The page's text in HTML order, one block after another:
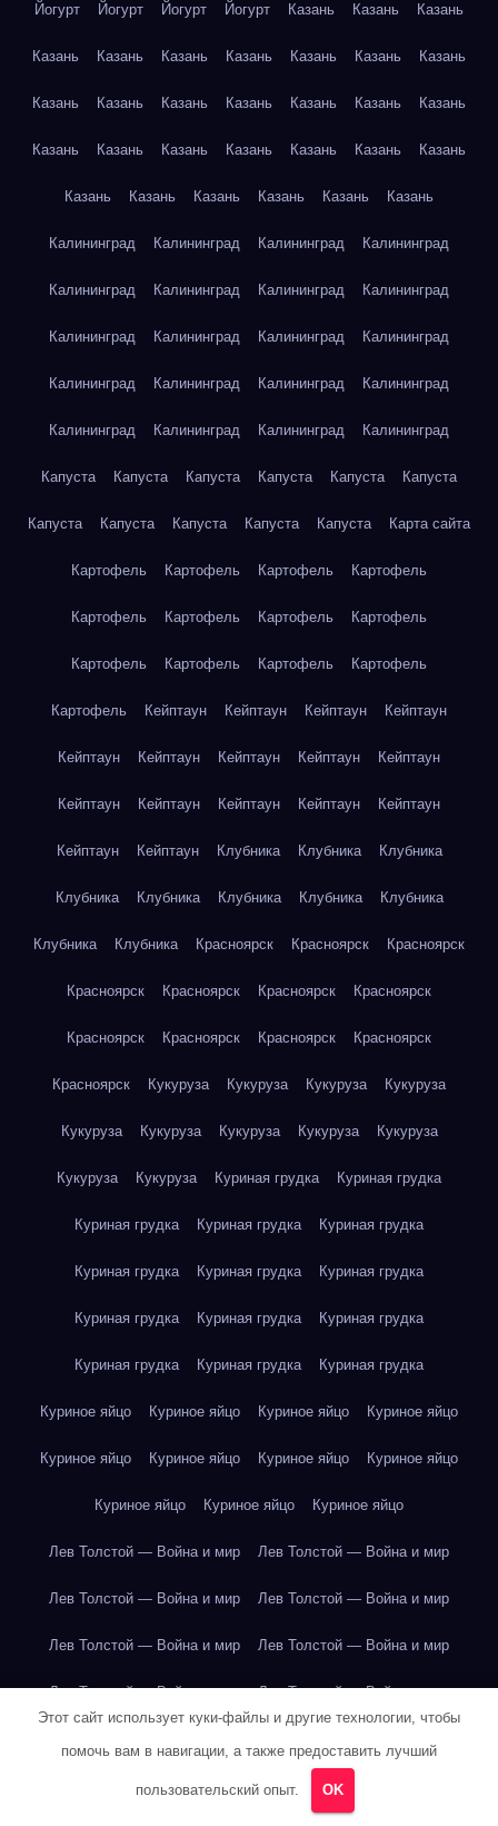
Йогурт Йогурт Йогурт Йогурт Казань Казань Казань
Казань Казань Казань Казань Казань Казань Казань
Казань Казань Казань Казань Казань Казань Казань
Казань Казань Казань Казань Казань Казань Казань
Казань Казань Казань Казань Казань Казань
Калининград Калининград Калининград Калининград
Калининград Калининград Калининград Калининград
Калининград Калининград Калининград Калининград
Калининград Калининград Калининград Калининград
Калининград Калининград Калининград Калининград
Капуста Капуста Капуста Капуста Капуста Капуста
Капуста Капуста Капуста Капуста Капуста Карта сайта
Картофель Картофель Картофель Картофель
Картофель Картофель Картофель Картофель
Картофель Картофель Картофель Картофель
Картофель Кейптаун Кейптаун Кейптаун Кейптаун
Кейптаун Кейптаун Кейптаун Кейптаун Кейптаун
Кейптаун Кейптаун Кейптаун Кейптаун Кейптаун
Кейптаун Кейптаун Клубника Клубника Клубника
Клубника Клубника Клубника Клубника Клубника
Клубника Клубника Красноярск Красноярск Красноярск
Красноярск Красноярск Красноярск Красноярск
Красноярск Красноярск Красноярск Красноярск
Красноярск Кукуруза Кукуруза Кукуруза Кукуруза
Кукуруза Кукуруза Кукуруза Кукуруза Кукуруза
Кукуруза Кукуруза Куриная грудка Куриная грудка
Куриная грудка Куриная грудка Куриная грудка
Куриная грудка Куриная грудка Куриная грудка
Куриная грудка Куриная грудка Куриная грудка
Куриная грудка Куриная грудка Куриная грудка
Куриное яйцо Куриное яйцо Куриное яйцо Куриное яйцо
Куриное яйцо Куриное яйцо Куриное яйцо Куриное яйцо
Куриное яйцо Куриное яйцо Куриное яйцо
Лев Толстой — Война и мир Лев Толстой — Война и мир
Лев Толстой — Война и мир Лев Толстой — Война и мир
Лев Толстой — Война и мир Лев Толстой — Война и мир
Лев Толстой — Война и мир Лев Толстой — Война и мир
Лев Толстой — Война и мир Лев Толстой — Война и мир
Этот сайт использует куки-файлы и другие технологии, чтобы
помочь вам в навигации, а также предоставить лучший
пользовательский опыт. OK